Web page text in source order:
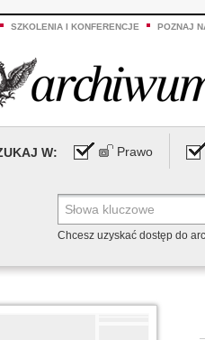
SZKOLENIA I KONFERENCJE POZNAJ
W: Prawo
Chcesz uzyskać dostęp do